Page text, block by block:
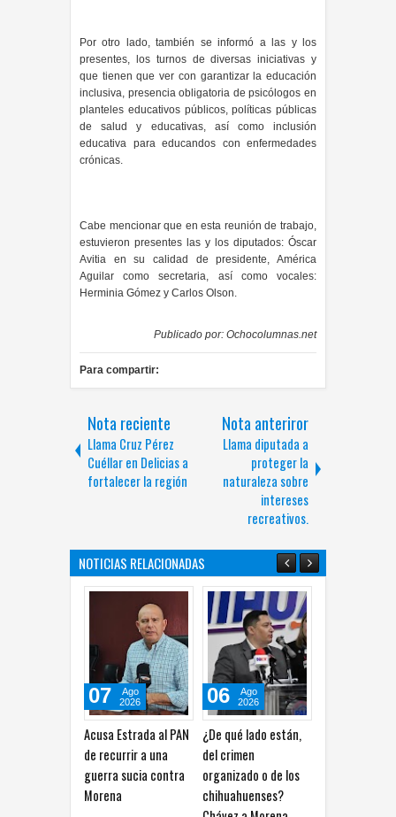
Por otro lado, también se informó a las y los
presentes, los turnos de diversas iniciativas y
que tienen que ver con garantizar la educación
inclusiva, presencia obligatoria de psicólogos en
planteles educativos públicos, políticas públicas
de salud y educativas, así como inclusión
educativa para educandos con enfermedades
crónicas.
Cabe mencionar que en esta reunión de trabajo,
estuvieron presentes las y los diputados: Óscar
Avitia en su calidad de presidente, América
Aguilar como secretaria, así como vocales:
Herminia Gómez y Carlos Olson.
Publicado por: Ochocolumnas.net
Para compartir:
Nota reciente
Llama Cruz Pérez
Cuéllar en Delicias a
fortalecer la región
Nota anteriror
Llama diputada a
proteger la
naturaleza sobre
intereses
recreativos.
NOTICIAS RELACIONADAS
Acusa Estrada al PAN
de recurrir a una
guerra sucia contra
Morena
Ago
2026
¿De qué lado están,
del crimen
organizado o de los
chihuahuenses?
06
Ago
2026
Recorre Márquez
Chapultepec y pide
06